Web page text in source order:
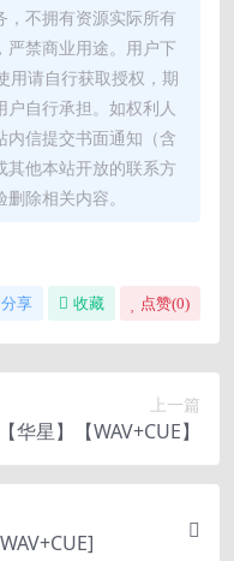
，不拥有资源实际所有
严禁商业用途。用户下
用请自行获取授权，期
自行承担。如权利人
内信提交书面通知（含
其他本站开放的联系方
除相关内容。
分享 收藏 点赞(0)
上一篇
星】【WAV+CUE】